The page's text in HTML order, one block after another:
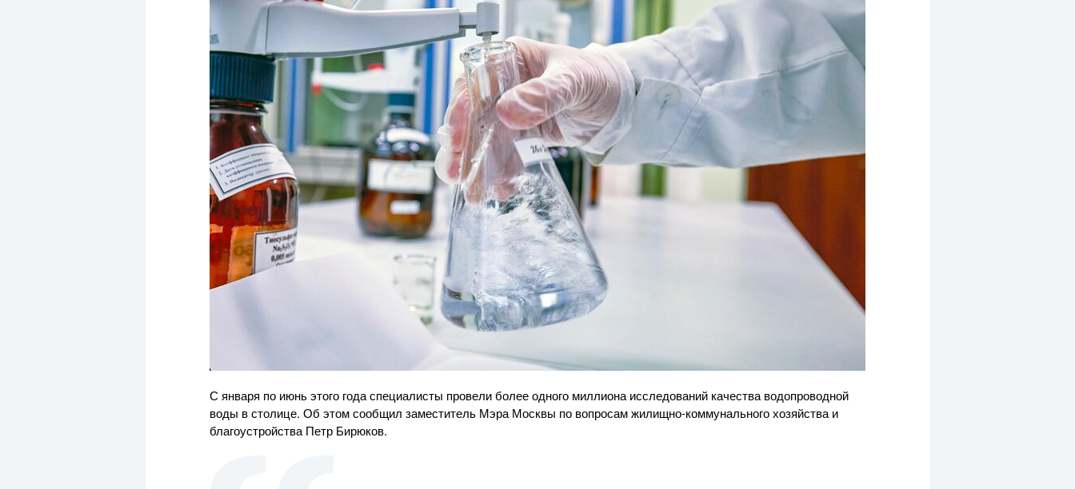
С января по июнь этого года специалисты провели более одного миллиона исследований качества водопроводной
воды в столице. Об этом сообщил заместитель Мэра Москвы по вопросам жилищно-коммунального хозяйства и
благоустройства Петр Бирюков.